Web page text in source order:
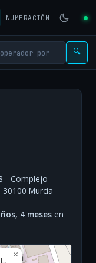
NUMERACIÓN
🔍
- Complejo
Murcia
4 meses en
×